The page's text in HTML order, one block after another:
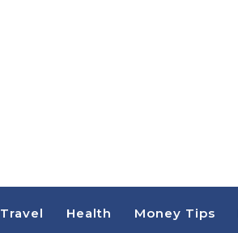
Travel Health Money Tips